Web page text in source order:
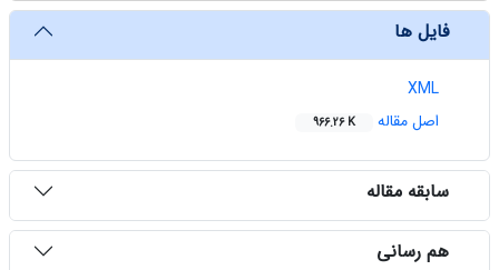
فایل ها
XML
اصل مقاله
966.26 K
سابقه مقاله
هم رسانی